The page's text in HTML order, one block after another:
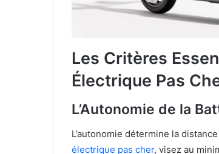
Les Critères
Électrique Pas
L’Autonomie de la
L’autonomie détermine la
électrique pas cher, visez au